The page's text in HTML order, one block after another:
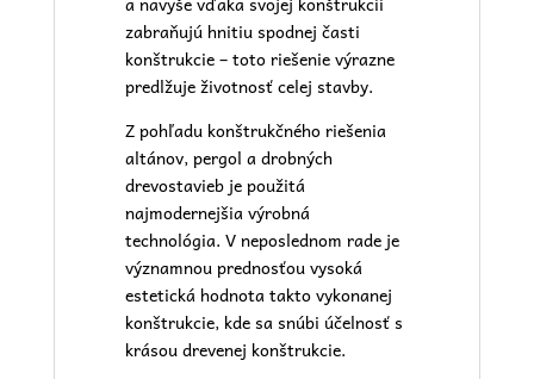
zabraňujú hnitiu spodnej časti
konštrukcie – toto riešenie výrazne
predlžuje životnosť celej stavby.
Z pohľadu konštrukčného riešenia
altánov, pergol a drobných
drevostavieb je použitá
najmodernejšia výrobná
technológia. V neposlednom rade je
významnou prednosťou vysoká
estetická hodnota takto vykonanej
konštrukcie, kde sa snúbi účelnosť s
krásou drevenej konštrukcie.